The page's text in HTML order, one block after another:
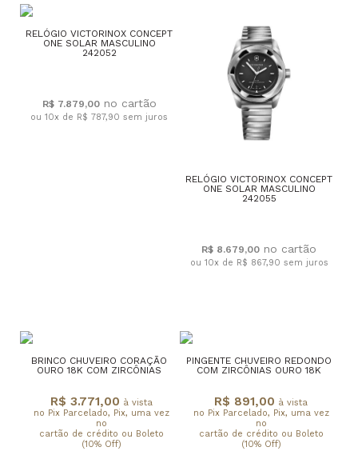
RELÓGIO VICTORINOX CONCEPT
ONE SOLAR MASCULINO
242052
R$ 7.879,00
ou 10x de R$ 787,90 sem juros
RELÓGIO VICTORINOX CONCEPT
ONE SOLAR MASCULINO
242055
R$ 8.679,00
ou 10x de R$ 867,90 sem juros
BRINCO CHUVEIRO CORAÇÃO
OURO 18K COM ZIRCÔNIAS
R$ 3.771,00 à vista
no Pix Parcelado, Pix, uma vez
no
cartão de crédito ou Boleto
(10% Off)
PINGENTE CHUVEIRO REDONDO
COM ZIRCÔNIAS OURO 18K
R$ 891,00 à vista
no Pix Parcelado, Pix, uma vez
no
cartão de crédito ou Boleto
(10% Off)